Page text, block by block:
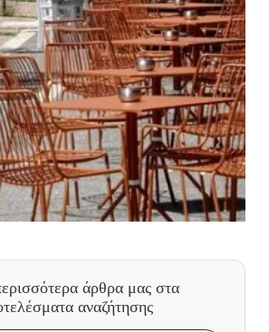
άρθρα μας στα
αναζήτησης